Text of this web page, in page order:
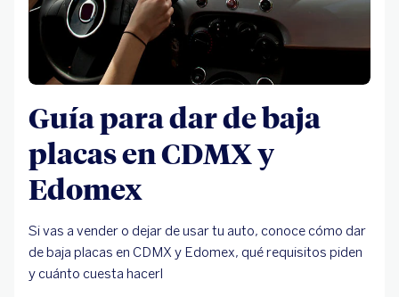
Guía para dar de baja
placas en CDMX y
Edomex
Si vas a vender o dejar de usar tu auto, conoce cómo dar
de baja placas en CDMX y Edomex, qué requisitos piden
y cuánto cuesta hacerl